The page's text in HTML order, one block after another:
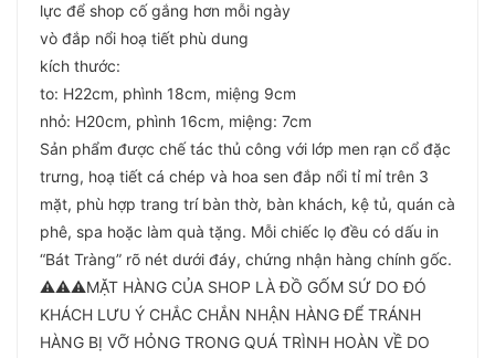
lực để shop cố gắng hơn mỗi ngày
vò đắp nổi hoạ tiết phù dung
kích thước:
to: H22cm, phình 18cm, miệng 9cm
nhỏ: H20cm, phình 16cm, miệng: 7cm
Sản phẩm được chế tác thủ công với lớp men rạn cổ đặc
trưng, hoạ tiết cá chép và hoa sen đắp nổi tỉ mỉ trên 3
mặt, phù hợp trang trí bàn thờ, bàn khách, kệ tủ, quán cà
phê, spa hoặc làm quà tặng. Mỗi chiếc lọ đều có dấu in
“Bát Tràng” rõ nét dưới đáy, chứng nhận hàng chính gốc.
⚠️⚠️⚠️MẶT HÀNG CỦA SHOP LÀ ĐỒ GỐM SỨ DO ĐÓ
KHÁCH LƯU Ý CHẮC CHẮN NHẬN HÀNG ĐỂ TRÁNH
HÀNG BỊ VỠ HỎNG TRONG QUÁ TRÌNH HOÀN VỀ DO